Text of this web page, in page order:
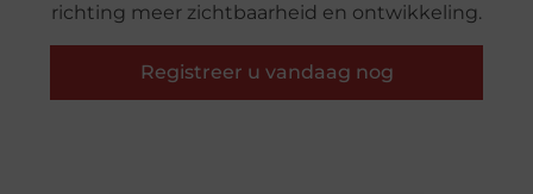
richting meer zichtbaarheid en ontwikkeling.
Registreer u vandaag nog